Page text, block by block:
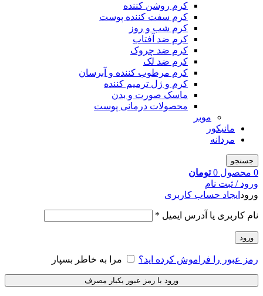
کرم روشن کننده
کرم سفت کننده پوست
کرم شب و روز
کرم ضد آفتاب
کرم ضد چروک
کرم ضد لک
کرم مرطوب کننده و آبرسان
کرم و ژل ترمیم کننده
ماسک صورت و بدن
محصولات درمانی پوست
موبر
مانیکور
مردانه
جستجو
0 محصول 0 تومان
ورود / ثبت نام
ورود ایجاد حساب کاربری
نام کاربری یا آدرس ایمیل *
ورود
رمز عبور را فراموش کرده اید؟ مرا به خاطر بسپار
ورود با رمز عبور یکبار مصرف